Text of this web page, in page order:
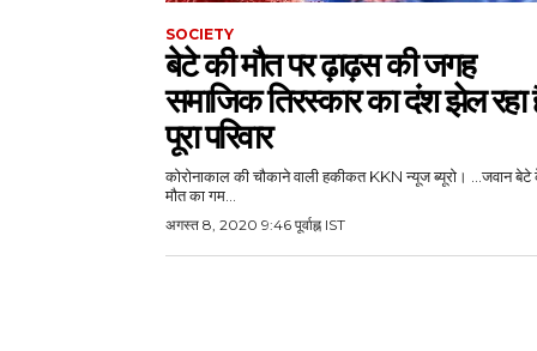
SOCIETY
बेटे की मौत पर ढ़ाढ़स की जगह
समाजिक तिरस्कार का दंश झेल रहा
पूरा परिवार
कोरोनाकाल की चौकाने वाली हकीकत KKN न्यूज ब्यूरो। ...जवान बेटे के
मौत का गम...
अगस्त 8, 2020 9:46 पूर्वाह्न IST